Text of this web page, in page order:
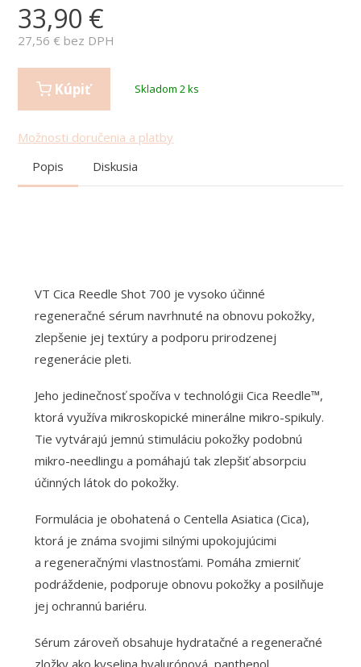
33,90 €
27,56 € bez DPH
Kúpiť Skladom 2 ks
Možnosti doručenia a platby
Popis
Diskusia
VT Cica Reedle Shot 700 je vysoko účinné
regeneračné sérum navrhnuté na obnovu pokožky,
zlepšenie jej textúry a podporu prirodzenej
regenerácie pleti.
Jeho jedinečnosť spočíva v technológii Cica Reedle™,
ktorá využíva mikroskopické minerálne mikro-spikuly.
Tie vytvárajú jemnú stimuláciu pokožky podobnú
mikro-needlingu a pomáhajú tak zlepšiť absorpciu
účinných látok do pokožky.
Formulácia je obohatená o Centella Asiatica (Cica),
ktorá je známa svojimi silnými upokojujúcimi
a regeneračnými vlastnosťami. Pomáha zmierniť
podráždenie, podporuje obnovu pokožky a posilňuje
jej ochrannú bariéru.
Sérum zároveň obsahuje hydratačné a regeneračné
zložky ako kyselina hyalurónová, panthenol